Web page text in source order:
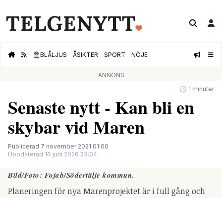
👮🏻‍♂️BLÅLJUS ÅSIKTER SPORT NÖJE
ANNONS
🕝 1 minuter
Senaste nytt - Kan bli en
skybar vid Maren
Publicerad 7 november 2021 01:00
Uppdaterad 16 juni 2026 23:04
Bild/Foto: Fojab/Södertälje kommun.
Planeringen för nya Marenprojektet är i full gång och